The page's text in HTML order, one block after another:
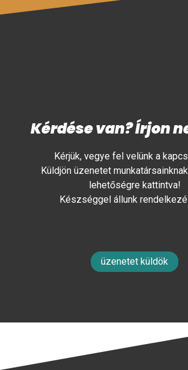
Kérdése van? Írjon
Kérjük, vegye fel velünk a
Küldjön üzenetet
lehetőségre kattintva!
Készséggel állunk
üzenetet küldök